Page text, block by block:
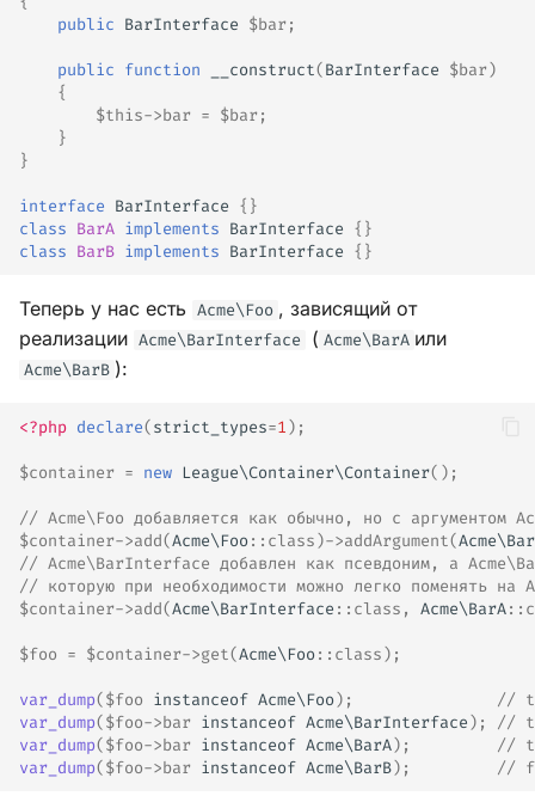
public BarInterface $bar;
public function __construct(BarInterface $bar)
{
$this->bar = $bar;
}
}
interface BarInterface {}
class BarA implements BarInterface {}
class BarB implements BarInterface {}
Теперь у нас есть Acme\Foo , зависящий от
реализации Acme\BarInterface ( Acme\BarA или
Acme\BarB ):
<?php declare(strict_types=1);
$container = new League\Container\Container();
// Acme\Foo добавляется как обычно, но с аргументом
$container->add(Acme\Foo:: class)->addArgument(
// Acme\BarInterface добавлен как псевдоним, а
// которую при необходимости можно легко поменять на
$container->add(Acme\BarInterface :: class , Acme\BarA::
$foo = $container->get(Acme\Foo:: class);
var_dump($foo instanceof Acme\Foo);
//
var_dump($foo->bar instanceof Acme\BarInterface);
//
var_dump($foo->bar instanceof Acme\BarA);
//
var_dump($foo->bar instanceof Acme\BarB); //